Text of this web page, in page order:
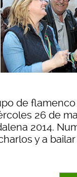
de
26 de
2014.
y a